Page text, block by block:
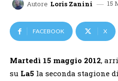
Autore Loris Zanini 15
FACEBOOK X
Martedì 15 maggio 2012,
su La5 la seconda stagione